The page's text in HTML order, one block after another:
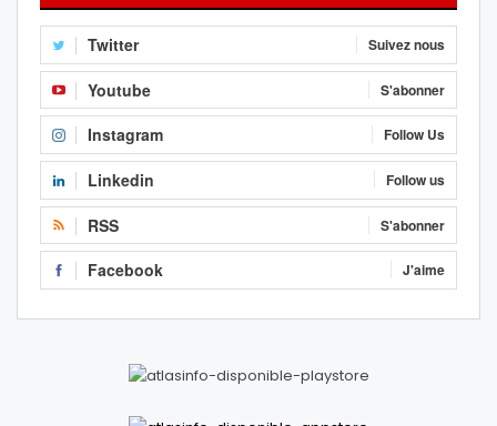
Twitter Suivez nous
Youtube S'abonner
Instagram Follow Us
Linkedin Follow us
RSS S'abonner
Facebook J'aime